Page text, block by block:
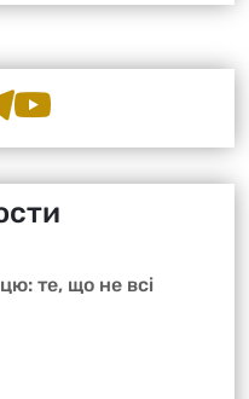
те, що не всі